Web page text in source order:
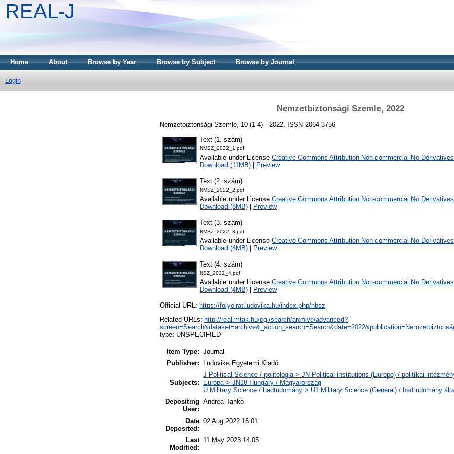
REAL-J
Home About Browse by Year Browse by Subject Browse by Journal
Login
Nemzetbiztonsági Szemle, 2022
Nemzetbiztonsági Szemle, 10 (1-4) - 2022. ISSN 2064-3756
Text (1. szám)
NMSZ_2022_1.pdf
Available under License Creative Commons Attribution Non-commercial No Derivatives
Download (11MB)
Preview
Text (2. szám)
NMSZ_2022_2.pdf
Available under License Creative Commons Attribution Non-commercial No Derivatives
Download (8MB)
Preview
Text (3. szám)
NMSZ_2022_3.pdf
Available under License Creative Commons Attribution Non-commercial No Derivatives
Download (4MB)
Preview
Text (4. szám)
NSZ_2022_4.pdf
Available under License Creative Commons Attribution Non-commercial No Derivatives
Download (4MB)
Preview
Official URL: https://folyoirat.ludovika.hu/index.php/nbsz
Related URLs: http://real.mtak.hu/cgi/search/archive/advanced?
type: UNSPECIFIED
Item Type: Journal
Publisher:
Ludovika Egyetemi Kiadó
Subjects:
J Political Science / politológia > JN Political institutions (Europe) / politikai
Európa > JN18 Hungary / Magyarország
U Military Science / hadtudomány > U1 Military Science (General) / hadtudomány
Depositing
User:
Andrea Tankó
Date
Deposited:
02 Aug 2022 16:01
Last
Modified:
11 May 2023 14:05